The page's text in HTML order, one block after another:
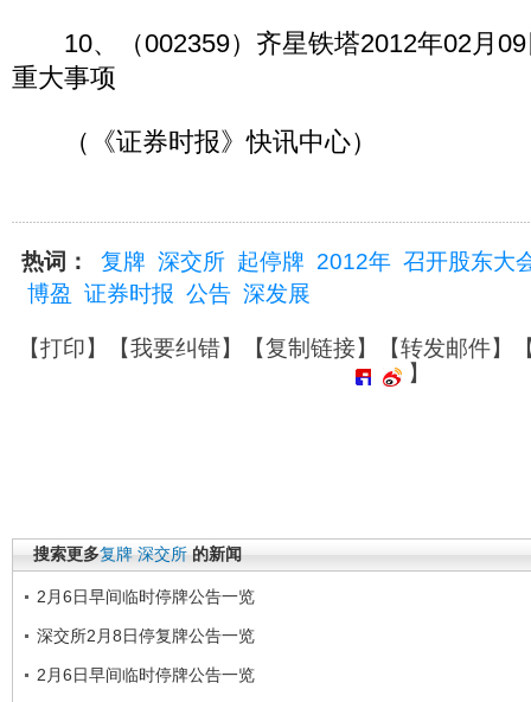
10、（002359）齐星铁塔2012年02月09
重大事项
（《证券时报》快讯中心）
热词： 复牌 深交所 起停牌 2012年 召开股东大
博盈
证券时报 公告 深发展
【打印】【我要纠错】【复制链接】【转发邮件】
】
搜索更多复牌 深交所 的新闻
2月6日早间临时停牌公告一览
深交所2月8日停复牌公告一览
2月6日早间临时停牌公告一览